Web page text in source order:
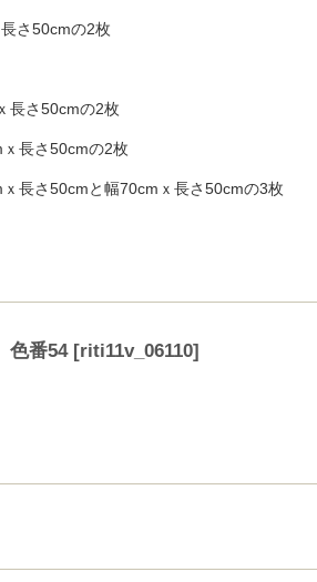
さ50cmの2枚
長さ50cmの2枚
長さ50cmの2枚
長さ50cmと幅70cmｘ長さ50cmの3枚
色番54 [riti11v_06110]